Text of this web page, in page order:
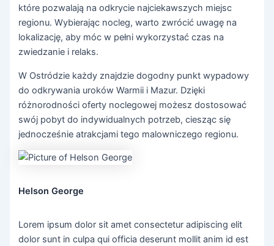
które pozwalają na odkrycie najciekawszych miejsc
regionu. Wybierając nocleg, warto zwrócić uwagę na
lokalizację, aby móc w pełni wykorzystać czas na
zwiedzanie i relaks.
W Ostródzie każdy znajdzie dogodny punkt wypadowy
do odkrywania uroków Warmii i Mazur. Dzięki
różnorodności oferty noclegowej możesz dostosować
swój pobyt do indywidualnych potrzeb, ciesząc się
jednocześnie atrakcjami tego malowniczego regionu.
Helson George
Lorem ipsum dolor sit amet consectetur adipiscing elit
dolor sunt in culpa qui officia deserunt mollit anim id est